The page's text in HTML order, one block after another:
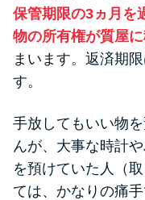
保管期限の3ヵ月を
物の所有権が質屋
まいます。返済期
す。
手放してもいい物
んが、大事な時計
を預けていた人（
ては、かなりの痛手